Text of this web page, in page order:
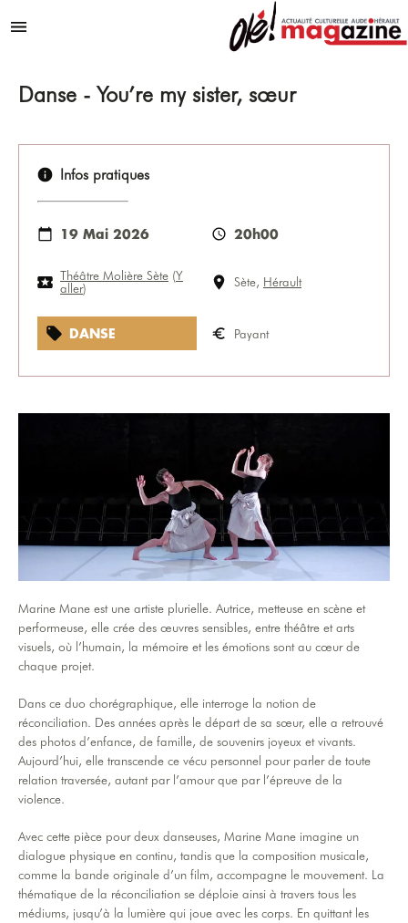
Menu
Danse - You’re my sister, sœur
Infos pratiques
19 Mai 2026 20h00
Théâtre Molière Sète (Y
aller) Sète, Hérault
DANSE Payant
Marine Mane est une artiste plurielle. Autrice, metteuse en scène et
performeuse, elle crée des œuvres sensibles, entre théâtre et arts
visuels, où l’humain, la mémoire et les émotions sont au cœur de
chaque projet.
Dans ce duo chorégraphique, elle interroge la notion de
réconciliation. Des années après le départ de sa sœur, elle a retrouvé
des photos d’enfance, de famille, de souvenirs joyeux et vivants.
Aujourd’hui, elle transcende ce vécu personnel pour parler de toute
relation traversée, autant par l’amour que par l’épreuve de la
violence.
Avec cette pièce pour deux danseuses, Marine Mane imagine un
dialogue physique en continu, tandis que la composition musicale,
comme la bande originale d’un film, accompagne le mouvement. La
thématique de la réconciliation se déploie ainsi à travers tous les
médiums, jusqu’à la lumière qui joue avec les corps. En quittant les